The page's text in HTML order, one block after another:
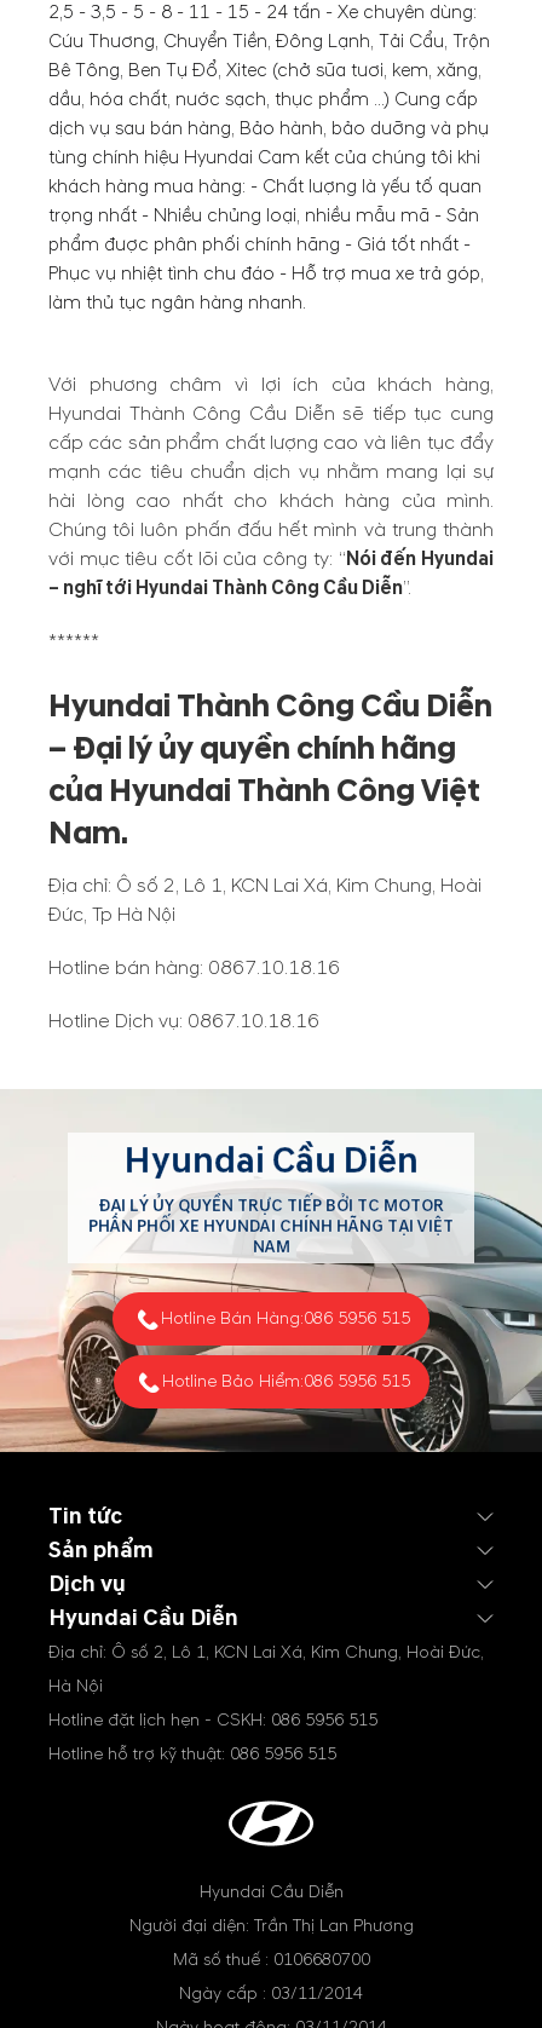
2,5 - 3,5 - 5 - 8 - 11 - 15 - 24 tấn - Xe chuyên dùng:
Cứu Thương, Chuyển Tiền, Đông Lạnh, Tải Cẩu, Trộn
Bê Tông, Ben Tự Đổ, Xitec (chở sữa tươi, kem, xăng,
dầu, hóa chất, nước sạch, thực phẩm ...) Cung cấp
dịch vụ sau bán hàng, Bảo hành, bảo dưỡng và phụ
tùng chính hiệu Hyundai Cam kết của chúng tôi khi
khách hàng mua hàng: - Chất lượng là yếu tố quan
trọng nhất - Nhiều chủng loại, nhiều mẫu mã - Sản
phẩm được phân phối chính hãng - Giá tốt nhất -
Phục vụ nhiệt tình chu đáo - Hỗ trợ mua xe trả góp,
làm thủ tục ngân hàng nhanh.
Với phương châm vì lợi ích của khách hàng,
Hyundai Thành Công Cầu Diễn sẽ tiếp tục cung
cấp các sản phẩm chất lượng cao và liên tục đẩy
mạnh các tiêu chuẩn dịch vụ nhằm mang lại sự
hài lòng cao nhất cho khách hàng của mình.
Chúng tôi luôn phấn đấu hết mình và trung thành
với mục tiêu cốt lõi của công ty: “Nói đến Hyundai
– nghĩ tới Hyundai Thành Công Cầu Diễn”.
******
Hyundai Thành Công Cầu Diễn
– Đại lý ủy quyền chính hãng
của Hyundai Thành Công Việt
Nam.
Địa chỉ: Ô số 2, Lô 1, KCN Lai Xá, Kim Chung, Hoài
Đức, Tp Hà Nội
Hotline bán hàng: 0867.10.18.16
Hotline Dịch vụ: 0867.10.18.16
Hyundai Cầu Diễn
ĐẠI LÝ ỦY QUYỀN TRỰC TIẾP BỞI TC MOTOR
PHÂN PHỐI XE HYUNDAI CHÍNH HÃNG TẠI VIỆT
NAM
Hotline Bán Hàng:086 5956 515
Hotline Bảo Hiểm:086 5956 515
Tin tức
Sản phẩm
Dịch vụ
Hyundai Cầu Diễn
Địa chỉ: Ô số 2, Lô 1, KCN Lai Xá, Kim Chung, Hoài Đức,
Hà Nội
Hotline đặt lịch hẹn - CSKH: 086 5956 515
Hotline hỗ trợ kỹ thuật: 086 5956 515
Hyundai Cầu Diễn
Người đại diện: Trần Thị Lan Phương
Mã số thuế : 0106680700
Ngày cấp : 03/11/2014